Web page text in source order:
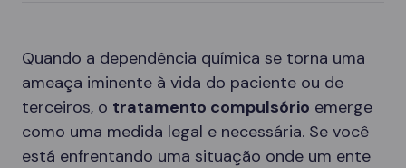
Quando a dependência química se torna uma
ameaça iminente à vida do paciente ou de
terceiros, o tratamento compulsório emerge
como uma medida legal e necessária. Se você
está enfrentando uma situação onde um ente